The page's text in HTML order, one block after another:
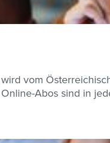
vom
Abos sind in